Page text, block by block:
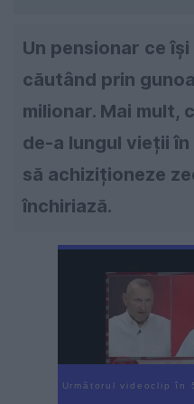
Un pensionar ce
căutând prin
milionar. Mai mult,
de-a lungul vieții
să achiziționeze
închiriază.
Următorul videoclip în